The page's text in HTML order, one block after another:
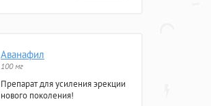
Аванафил
100 мг
Препарат для усиления эрекции
нового поколения!